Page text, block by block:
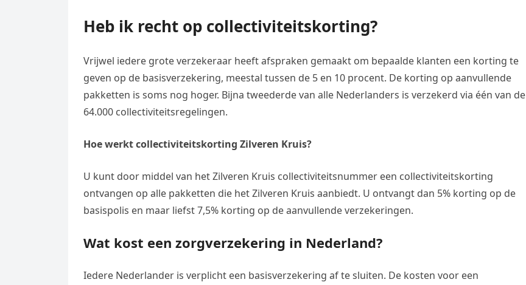
Heb ik recht op collectiviteitskorting?
Vrijwel iedere grote verzekeraar heeft afspraken gemaakt om bepaalde klanten een korting te
geven op de basisverzekering, meestal tussen de 5 en 10 procent. De korting op aanvullende
pakketten is soms nog hoger. Bijna tweederde van alle Nederlanders is verzekerd via één van de
64.000 collectiviteitsregelingen.
Hoe werkt collectiviteitskorting Zilveren Kruis?
U kunt door middel van het Zilveren Kruis collectiviteitsnummer een collectiviteitskorting
ontvangen op alle pakketten die het Zilveren Kruis aanbiedt. U ontvangt dan 5% korting op de
basispolis en maar liefst 7,5% korting op de aanvullende verzekeringen.
Wat kost een zorgverzekering in Nederland?
Iedere Nederlander is verplicht een basisverzekering af te sluiten. De kosten voor een